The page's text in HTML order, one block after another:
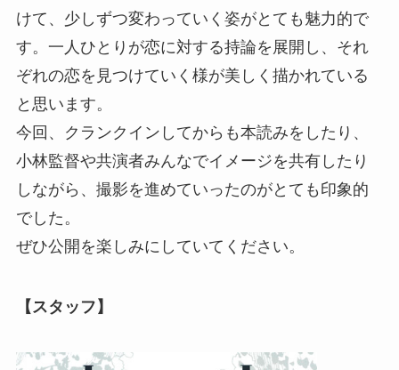
けて、少しずつ変わっていく姿がとても魅力的で
す。一人ひとりが恋に対する持論を展開し、それ
ぞれの恋を見つけていく様が美しく描かれている
と思います。
今回、クランクインしてからも本読みをしたり、
小林監督や共演者みんなでイメージを共有したり
しながら、撮影を進めていったのがとても印象的
でした。
ぜひ公開を楽しみにしていてください。
【スタッフ】